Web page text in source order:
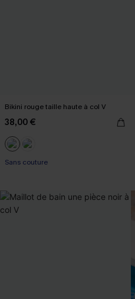
Bikini rouge taille haute à col V
38,00 €
Sans couture